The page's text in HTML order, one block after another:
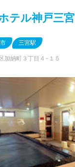
テル神戸三宮
三宮駅
加納町３丁目４−１５